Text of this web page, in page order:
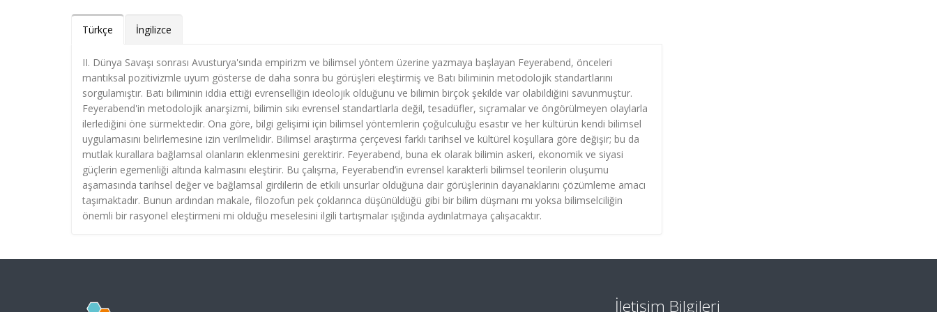
Türkçe İngilizce
II. Dünya Savaşı sonrası Avusturya'sında empirizm ve bilimsel yöntem üzerine yazmaya başlayan Feyerabend, önceleri
mantıksal pozitivizmle uyum gösterse de daha sonra bu görüşleri eleştirmiş ve Batı biliminin metodolojik standartlarını
sorgulamıştır. Batı biliminin iddia ettiği evrenselliğin ideolojik olduğunu ve bilimin birçok şekilde var olabildiğini savunmuştur.
Feyerabend'in metodolojik anarşizmi, bilimin sıkı evrensel standartlarla değil, tesadüfler, sıçramalar ve öngörülmeyen olaylarla
ilerlediğini öne sürmektedir. Ona göre, bilgi gelişimi için bilimsel yöntemlerin çoğulculuğu esastır ve her kültürün kendi bilimsel
uygulamasını belirlemesine izin verilmelidir. Bilimsel araştırma çerçevesi farklı tarihsel ve kültürel koşullara göre değişir; bu da
mutlak kurallara bağlamsal olanların eklenmesini gerektirir. Feyerabend, buna ek olarak bilimin askeri, ekonomik ve siyasi
güçlerin egemenliği altında kalmasını eleştirir. Bu çalışma, Feyerabend’in evrensel karakterli bilimsel teorilerin oluşumu
aşamasında tarihsel değer ve bağlamsal girdilerin de etkili unsurlar olduğuna dair görüşlerinin dayanaklarını çözümleme amacı
taşımaktadır. Bunun ardından makale, filozofun pek çoklarınca düşünüldüğü gibi bir bilim düşmanı mı yoksa bilimselciliğin
önemli bir rasyonel eleştirmeni mi olduğu meselesini ilgili tartışmalar ışığında aydınlatmaya çalışacaktır.
İletişim Bilgileri